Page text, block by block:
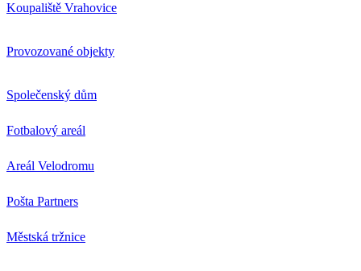
Koupaliště Vrahovice
Provozované objekty
Společenský dům
Fotbalový areál
Areál Velodromu
Pošta Partners
Městská tržnice